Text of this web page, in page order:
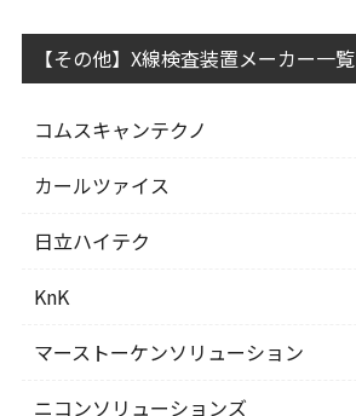
【その他】X線検査装置メーカー一覧
コムスキャンテクノ
カールツァイス
日立ハイテク
KnK
マーストーケンソリューション
ニコンソリューションズ